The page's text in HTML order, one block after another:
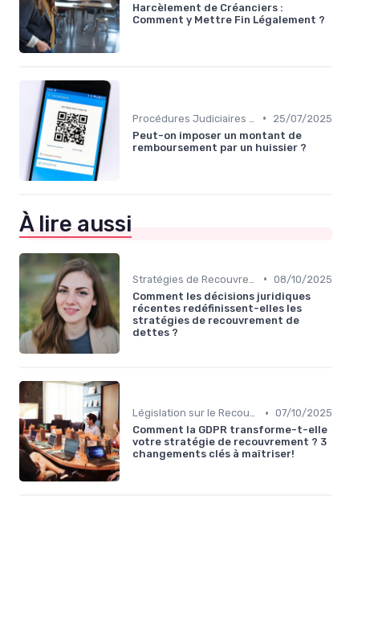
Harcèlement de Créanciers :
Comment y Mettre Fin Légalement ?
•
25/07/2025
Peut-on imposer un montant de
remboursement par un huissier ?
À lire aussi
• 08/10/2025
Comment les décisions juridiques
récentes redéfinissent-elles les
stratégies de recouvrement de
dettes ?
Législation sur le Recouvrement de Créances • 07/10/2025
Comment la GDPR transforme-t-elle
votre stratégie de recouvrement ? 3
changements clés à maîtriser!